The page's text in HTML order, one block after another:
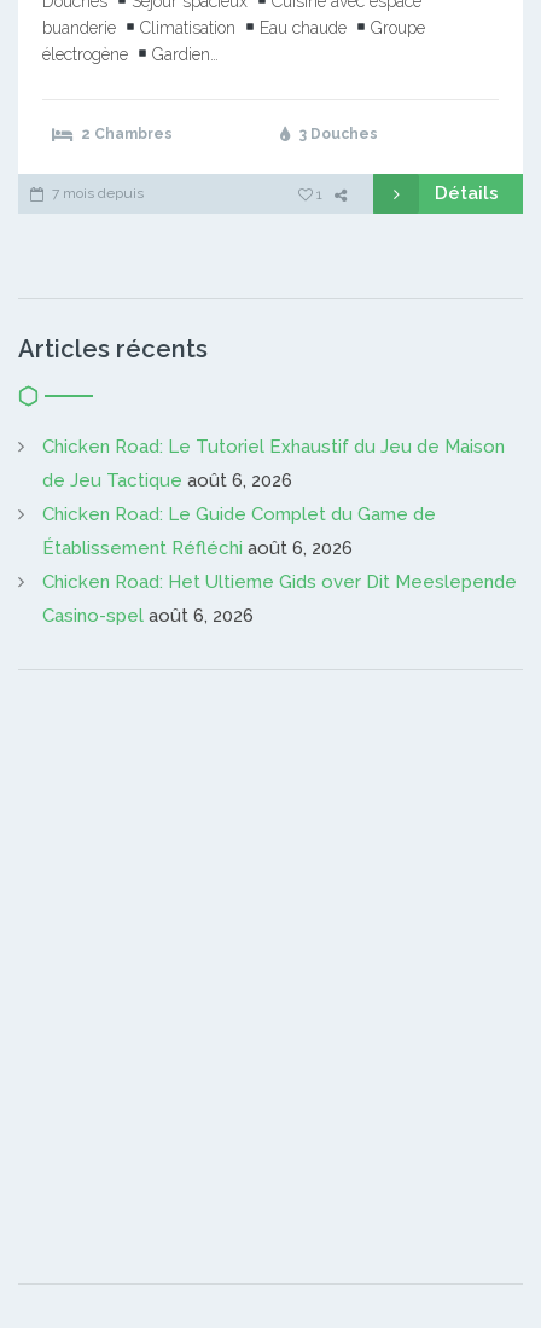
buanderie
Climatisation Eau chaude
Groupe
électrogène
Gardien…
2 Chambres 3 Douches
7 mois depuis 1 Détails
Articles récents
Chicken Road: Le Tutoriel Exhaustif du Jeu de Maison
de Jeu Tactique août 6, 2026
Chicken Road: Le Guide Complet du Game de
Établissement Réfléchi août 6, 2026
Chicken Road: Het Ultieme Gids over Dit Meeslepende
Casino-spel août 6, 2026